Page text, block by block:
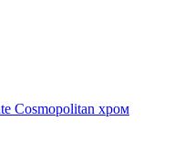
Cosmopolitan хром